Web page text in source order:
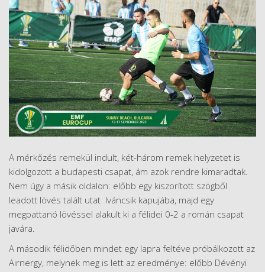
A mérkőzés remekül indult, két-három remek helyzetet is
kidolgozott a budapesti csapat, ám azok rendre kimaradtak.
Nem úgy a másik oldalon: előbb egy kiszorított szögből
leadott lövés talált utat Iváncsik kapujába, majd egy
megpattanó lövéssel alakult ki a félidei 0-2 a román csapat
javára.
A második félidőben mindet egy lapra feltéve próbálkozott az
Airnergy, melynek meg is lett az eredménye: előbb Dévényi